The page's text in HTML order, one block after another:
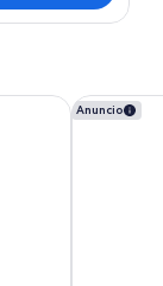
Anuncio
Sheraton